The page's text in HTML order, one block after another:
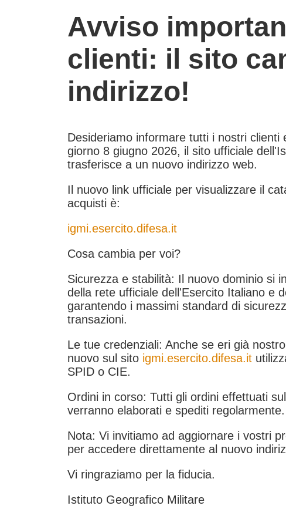
Avviso
clienti: il sito
indirizzo!
Desideriamo informare tutti i nostri clienti
giorno 8 giugno 2026, il sito ufficiale
trasferisce a un nuovo indirizzo web.
Il nuovo link ufficiale per visualizzare il
acquisti è:
igmi.esercito.difesa.it
Cosa cambia per voi?
Sicurezza e stabilità: Il nuovo dominio si
della rete ufficiale dell'Esercito Italiano e
garantendo i massimi standard di
transazioni.
Le tue credenziali: Anche se eri già
nuovo sul sito igmi.esercito.difesa.it
SPID o CIE.
Ordini in corso: Tutti gli ordini effettuati
verranno elaborati e spediti regolarmente.
Nota: Vi invitiamo ad aggiornare i vostri
per accedere direttamente al nuovo
Vi ringraziamo per la fiducia.
Istituto Geografico Militare